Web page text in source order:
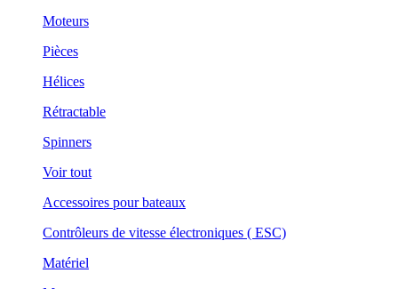
Moteurs
Pièces
Hélices
Rétractable
Spinners
Voir tout
Accessoires pour bateaux
Contrôleurs de vitesse électroniques ( ESC)
Matériel